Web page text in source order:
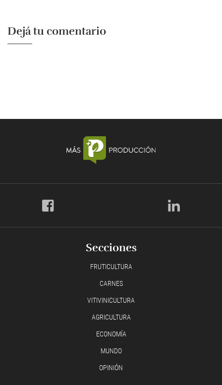
Dejá tu comentario
Secciones
FRUTICULTURA
CARNES
VITIVINICULTURA
AGRICULTURA
ECONOMÍA
MUNDO
OPINIÓN